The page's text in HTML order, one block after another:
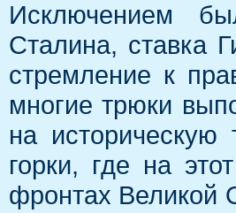
Исключением
Сталина, ставка
стремление к
многие трюки
на
горки, где на
фронтах Великой